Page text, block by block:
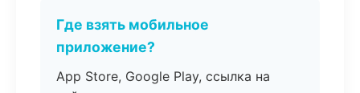
Где взять мобильное
приложение?
App Store, Google Play, ссылка на